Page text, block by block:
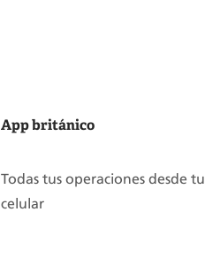
App británico
Todas tus operaciones desde tu
celular